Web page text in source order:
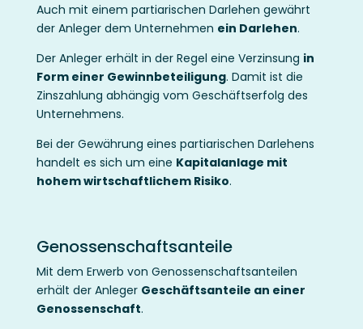
Auch mit einem partiarischen Darlehen gewährt
der Anleger dem Unternehmen ein Darlehen.
Der Anleger erhält in der Regel eine Verzinsung in
Form einer Gewinnbeteiligung. Damit ist die
Zinszahlung abhängig vom Geschäftserfolg des
Unternehmens.
Bei der Gewährung eines partiarischen Darlehens
handelt es sich um eine Kapitalanlage mit
hohem wirtschaftlichem Risiko.
Genossenschaftsanteile
Mit dem Erwerb von Genossenschaftsanteilen
erhält der Anleger Geschäftsanteile an einer
Genossenschaft.